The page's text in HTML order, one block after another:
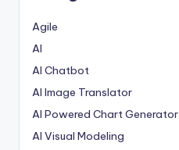
Agile
AI
AI Chatbot
AI Image Translator
AI Powered Chart Generator
AI Visual Modeling